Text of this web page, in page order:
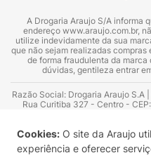
Cookies: O site da Araujo
experiência e oferecer
A Drogaria Araujo S/A informa
endereço www.araujo.com.br,
utilize indevidamente da sua
que não sejam realizadas
de forma fraudulenta da marca
dúvidas, gentileza entrar
Razão Social: Drogaria Araujo S.A
Rua Curitiba 327 - Centro -
Azevedo Guimarães – CRF 10.965
Consultor substituto: Thiago
Sanitário: 2025020713 |